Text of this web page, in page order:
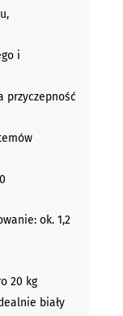
i
przyczepność
ok. 1,2
20 kg
biały